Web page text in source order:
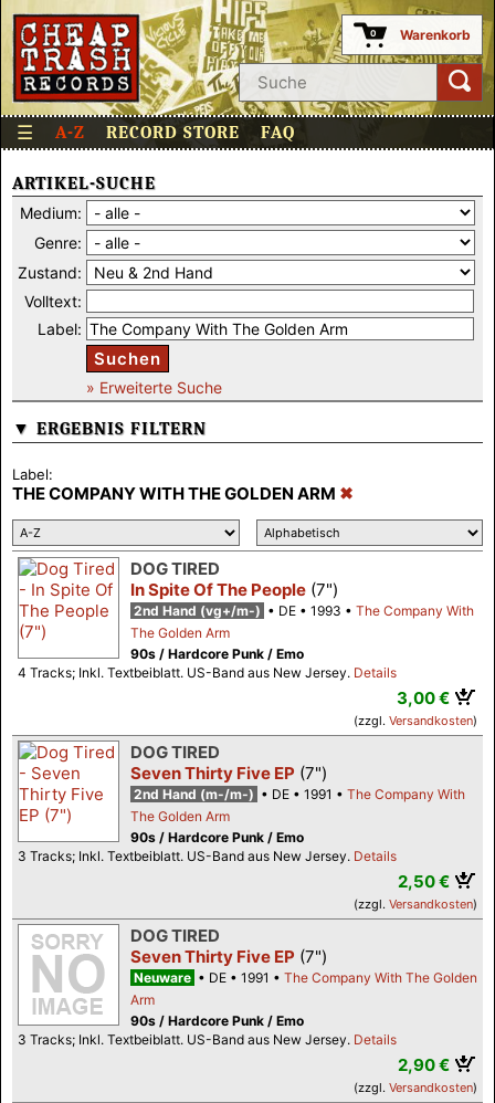
0 Warenkorb
☰ A-Z RECORD STORE FAQ
ARTIKEL-SUCHE
Medium:
Genre:
Zustand:
Volltext:
Label:
Suchen
» Erweiterte Suche
▼ ERGEBNIS FILTERN
Label:
THE COMPANY WITH THE GOLDEN ARM
DOG TIRED
In Spite Of The People (7")
2nd Hand (vg+/m-) DE 1993
The Company With
The Golden Arm
90s / Hardcore Punk / Emo
4 Tracks; Inkl. Textbeiblatt. US-Band aus New Jersey. Details
3,00 €
(zzgl. Versandkosten)
DOG TIRED
Seven Thirty Five EP (7")
2nd Hand (m-/m-) DE 1991
The Company With
The Golden Arm
90s / Hardcore Punk / Emo
3 Tracks; Inkl. Textbeiblatt. US-Band aus New Jersey. Details
2,50 €
(zzgl. Versandkosten)
DOG TIRED
Seven Thirty Five EP (7")
Neuware DE 1991
The Company With The Golden
Arm
90s / Hardcore Punk / Emo
3 Tracks; Inkl. Textbeiblatt. US-Band aus New Jersey. Details
2,90 €
(zzgl. Versandkosten)